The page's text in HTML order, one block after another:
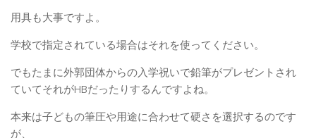
用具も大事ですよ。
学校で指定されている場合はそれを使ってください。
でもたまに外郭団体からの入学祝いで鉛筆がプレゼントされ
ていてそれがHBだったりするんですよね。
本来は子どもの筆圧や用途に合わせて硬さを選択するのです
が、